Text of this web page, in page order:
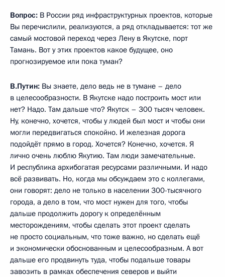
Вопрос: В России ряд инфраструктурных проектов, которые
Вы перечислили, реализуются, а ряд откладывается: тот же
самый мостовой переход через Лену в Якутске, порт
Тамань. Вот у этих проектов какое будущее, оно
прогнозируемое или пока туман?
В.Путин: Вы знаете, дело ведь не в тумане – дело
в целесообразности. В Якутске надо построить мост или
нет? Надо. Там дальше что? Якутск – 300 тысяч человек.
Ну, конечно, хочется, чтобы у людей был мост и чтобы они
могли передвигаться спокойно. И железная дорога
подойдёт прямо в город. Хочется? Конечно, хочется. Я
лично очень люблю Якутию. Там люди замечательные.
И республика архибогатая ресурсами различными. И надо
всё развивать. Но, когда мы обсуждаем это с коллегами,
они говорят: дело не только в населении 300-тысячного
города, а дело в том, что мост нужен для того, чтобы
дальше продолжить дорогу к определённым
месторождениям, чтобы сделать этот проект сделать
не просто социальным, что тоже важно, но сделать ещё
и экономически обоснованным и целесообразным. А вот
дальше его продвинуть туда, чтобы подальше товары
завозить в рамках обеспечения северов и выйти